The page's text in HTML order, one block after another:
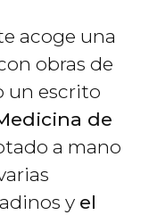
acoge una
obras de
un escrito
de
a mano
y el